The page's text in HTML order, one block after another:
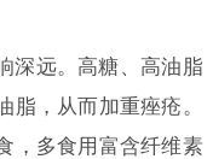
深远。高糖、高油脂
，从而加重痤疮。
，多食用富含纤维素